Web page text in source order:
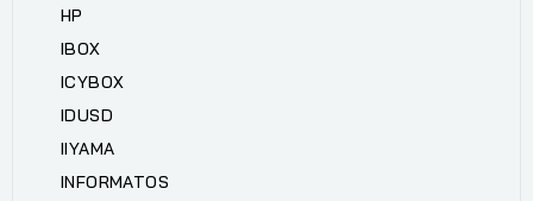
HP
IBOX
ICYBOX
IDUSD
IIYAMA
INFORMATOS